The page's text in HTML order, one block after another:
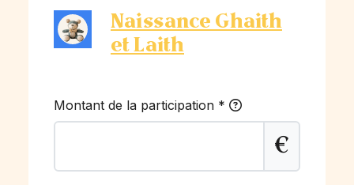
Naissance Ghaith
et Laith
Montant de la participation *
€